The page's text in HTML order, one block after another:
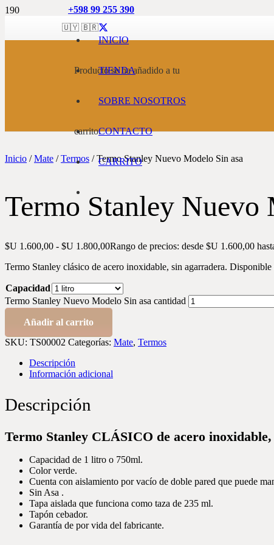
🇺🇾 🇧🇷
+598 99 255 390
Productose ha añadido a tu
carrito.
INICIO
TIENDA
SOBRE NOSOTROS
CONTACTO
CARRITO
Inicio /Mate /Termos / Termo Stanley Nuevo Modelo Sin asa
Termo Stanley Nuevo
$U 1.600,00 - $U 1.800,00Rango de precios: desde $U 1.600,00
Termo Stanley clásico de acero inoxidable, sin agarradera.
Capacidad
Termo Stanley Nuevo Modelo Sin asa cantidad
Añadir al carrito
SKU: TS00002 Categorías: Mate, Termos
Descripción
Información adicional
Descripción
Termo Stanley CLÁSICO de acero
Capacidad de 1 litro o 750ml.
Color verde.
Cuenta con aislamiento por vacío de doble pared que puede
Sin Asa .
Tapa aislada que funciona como taza de 235 ml.
Tapón cebador.
Garantía de por vida del fabricante.